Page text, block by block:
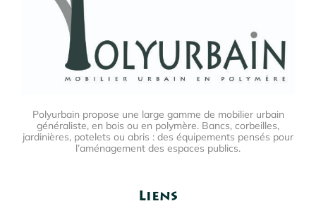
Polyurbain propose une large gamme de mobilier urbain
généraliste, en bois ou en polymère. Bancs, corbeilles,
jardinières, potelets ou abris : des équipements pensés pour
l’aménagement des espaces publics.
Liens